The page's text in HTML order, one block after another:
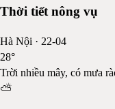
Thời tiết nông vụ
Hà Nội · 22-04
28°
Trời nhiều mây, có mưa
⛅